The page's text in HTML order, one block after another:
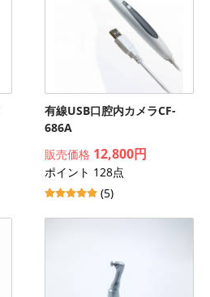
有線USB口腔内カメラCF-
686A
販売価格 12,800円
ポイント 128点
(5)